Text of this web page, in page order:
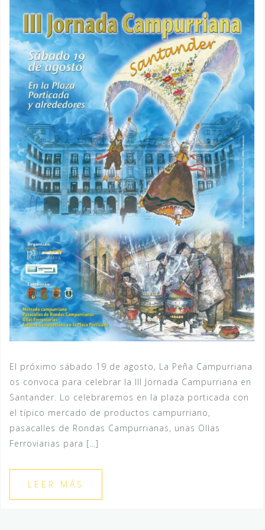
El próximo sábado 19 de agosto, La Peña Campurriana
os convoca para celebrar la III Jornada Campurriana en
Santander. Lo celebraremos en la plaza porticada con
el típico mercado de productos campurriano,
pasacalles de Rondas Campurrianas, unas Ollas
Ferroviarias para […]
LEER MÁS